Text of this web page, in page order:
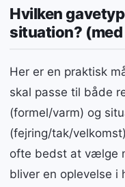
Hvilken
situation?
Her er en praktisk
skal passe til både
(formel/varm) og
(fejring/tak/
ofte bedst at vælge
bliver en oplevelse i